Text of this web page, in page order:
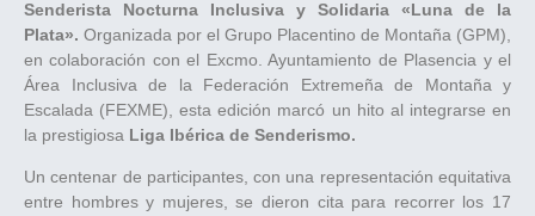
Senderista Nocturna Inclusiva y Solidaria «Luna de la
Plata». Organizada por el Grupo Placentino de Montaña (GPM),
en colaboración con el Excmo. Ayuntamiento de Plasencia y el
Área Inclusiva de la Federación Extremeña de Montaña y
Escalada (FEXME), esta edición marcó un hito al integrarse en
la prestigiosa Liga Ibérica de Senderismo.
Un centenar de participantes, con una representación equitativa
entre hombres y mujeres, se dieron cita para recorrer los 17